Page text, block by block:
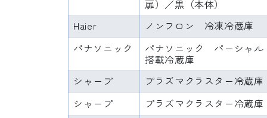
扉）／黒（本体）
Haier
ノンフロン 冷凍冷蔵庫
パナソニック
パナソニック パーシャル
搭載冷蔵庫
シャープ
プラズマクラスター冷蔵庫
シャープ
プラズマクラスター冷蔵庫